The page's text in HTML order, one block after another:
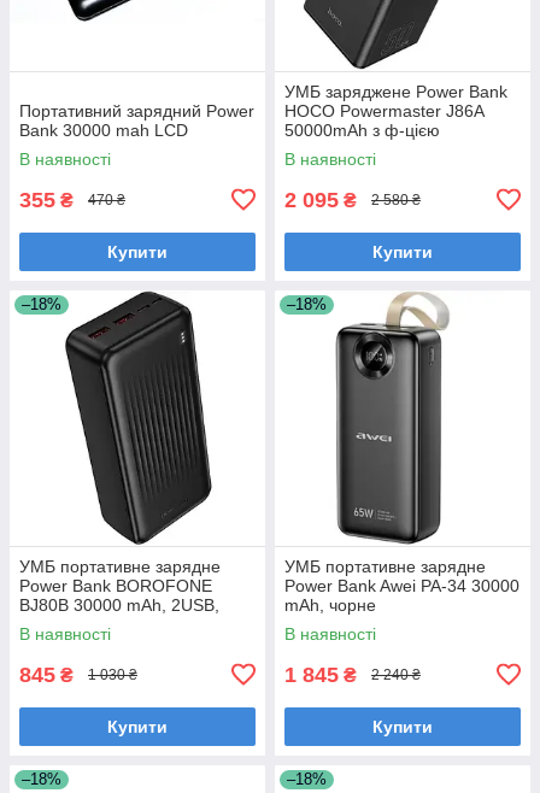
Портативний зарядний Power
Bank 30000 mah LCD
В наявності
355 ₴ 470 ₴
Купити
УМБ заряджене Power Bank
HOCO Powermaster J86A
50000mAh з ф-цією
настільної лампи, чорне
В наявності
2 095 ₴ 2 580 ₴
Купити
–18%
УМБ портативне зарядне
Power Bank BOROFONE
BJ80B 30000 mAh, 2USB,
Type-C, 2A, QC 22.5W, чорне
В наявності
845 ₴ 1 030 ₴
Купити
–18%
УМБ портативне зарядне
Power Bank Awei PA-34 30000
mAh, чорне
В наявності
1 845 ₴ 2 240 ₴
Купити
–18% –18%